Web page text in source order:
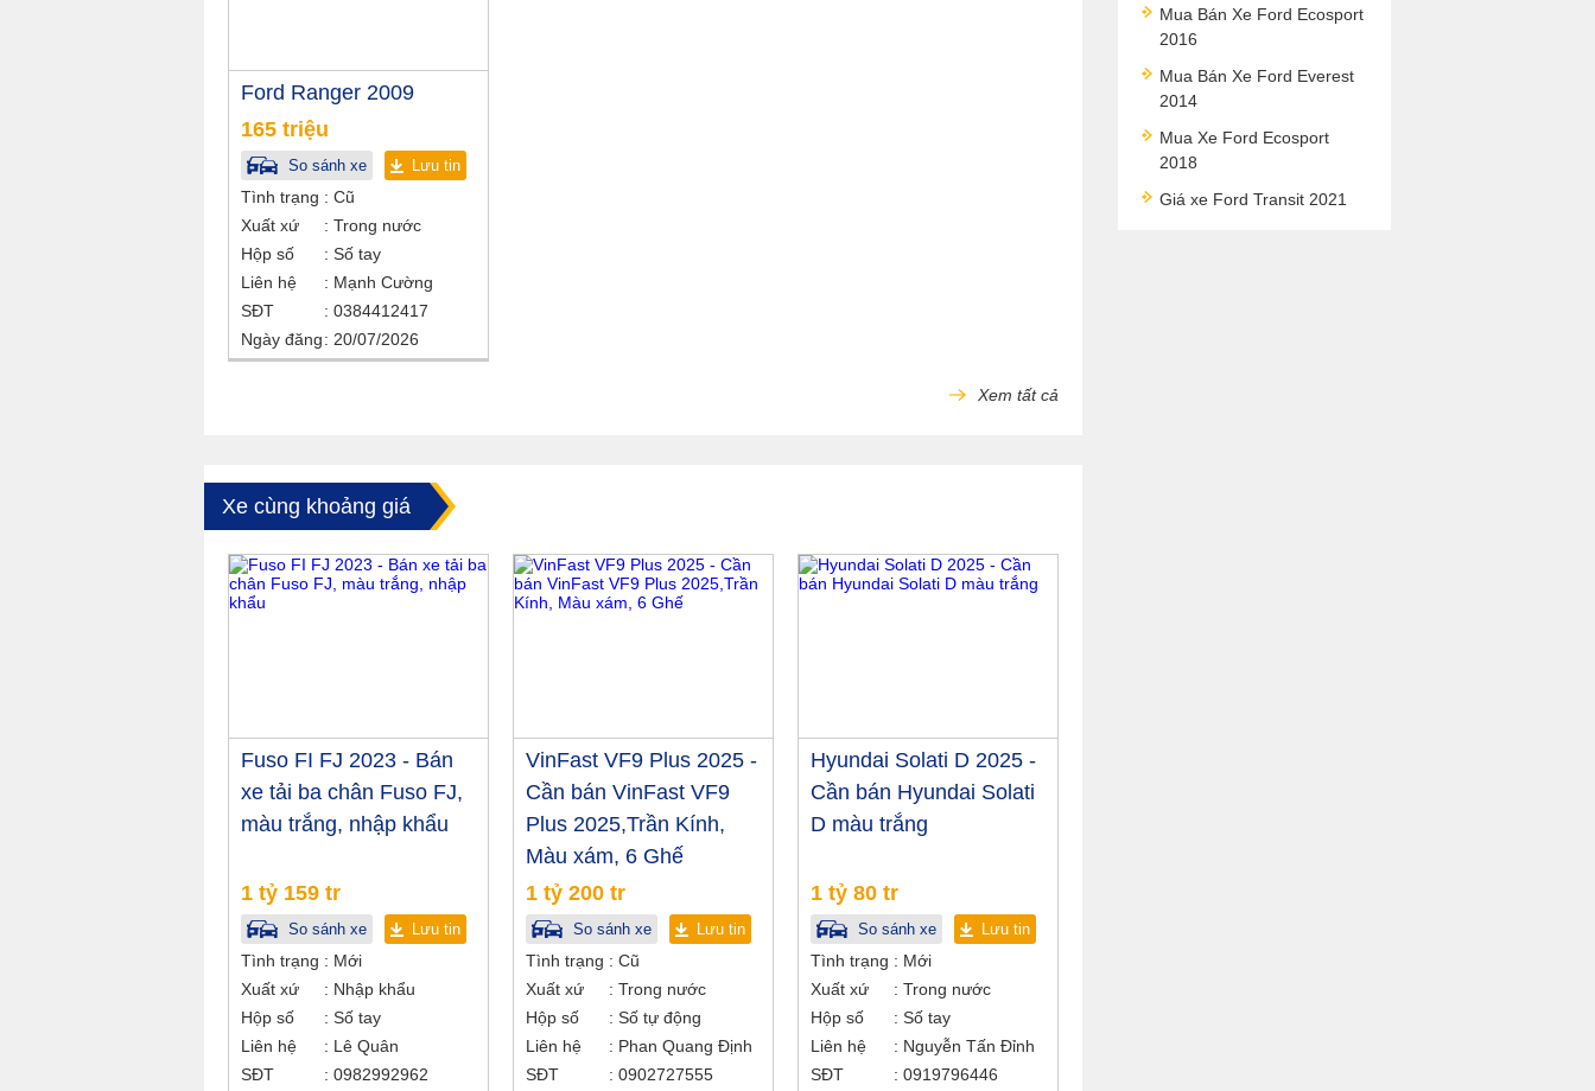
Ford Ranger 2009
165 triệu
So sánh xe Lưu tin
Tình trạng
Cũ
Xuất xứ
Trong nước
Hộp số
Số tay
Liên hệ
Mạnh Cường
SĐT
0384412417
Ngày đăng
20/07/2026
Xem tất cả
Xe cùng khoảng giá
Fuso FI FJ 2023 - Bán
xe tải ba chân Fuso FJ,
màu trắng, nhập khẩu
1 tỷ 159 tr
So sánh xe Lưu tin
Tình trạng
Mới
Xuất xứ
Nhập khẩu
Hộp số
Số tay
Liên hệ
Lê Quân
SĐT
0982992962
VinFast VF9 Plus 2025 -
Cần bán VinFast VF9
Plus 2025,Trần Kính,
Màu xám, 6 Ghế
1 tỷ 200 tr
So sánh xe Lưu tin
Tình trạng
Cũ
Xuất xứ
Trong nước
Hộp số
Số tự động
Liên hệ
Phan Quang Định
SĐT
0902727555
Hyundai Solati D 2025 -
Cần bán Hyundai Solati
D màu trắng
1 tỷ 80 tr
So sánh xe Lưu tin
Tình trạng
Mới
Xuất xứ
Trong nước
Hộp số
Số tay
Liên hệ
Nguyễn Tấn Đỉnh
SĐT
0919796446
Mua Bán Xe Ford Ecosport
2016
Mua Bán Xe Ford Everest
2014
Mua Xe Ford Ecosport
2018
Giá xe Ford Transit 2021